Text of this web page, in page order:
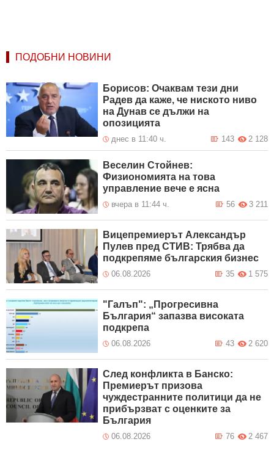
ПОДОБНИ НОВИНИ
Борисов: Очаквам тези дни
Радев да каже, че ниското ниво
на Дунав се дължи на
опозицията
днес в 11:40 ч. 2 128
143
Веселин Стойнев:
Физиономията на това
управление вече е ясна
вчера в 11:44 ч. 3 211
56
Вицепремиерът Александър
Пулев пред СТИВ: Трябва да
подкрепяме българския бизнес
06.08.2026 1 575
35
"Галъп": „Прогресивна
България“ запазва високата
подкрепа
06.08.2026 2 620
43
След конфликта в Банско:
Премиерът призова
чуждестранните политици да не
прибързват с оценките за
България
06.08.2026 2 467
76